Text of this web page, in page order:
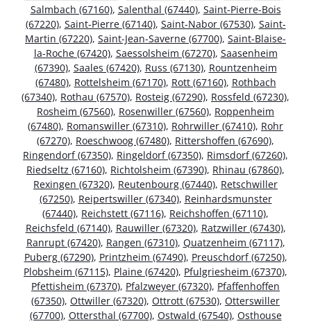
Salmbach (67160), Salenthal (67440), Saint-Pierre-Bois
(67220), Saint-Pierre (67140), Saint-Nabor (67530), Saint-
Martin (67220), Saint-Jean-Saverne (67700), Saint-Blaise-
la-Roche (67420), Saessolsheim (67270), Saasenheim
(67390), Saales (67420), Russ (67130), Rountzenheim
(67480), Rottelsheim (67170), Rott (67160), Rothbach
(67340), Rothau (67570), Rosteig (67290), Rossfeld (67230),
Rosheim (67560), Rosenwiller (67560), Roppenheim
(67480), Romanswiller (67310), Rohrwiller (67410), Rohr
(67270), Roeschwoog (67480), Rittershoffen (67690),
Ringendorf (67350), Ringeldorf (67350), Rimsdorf (67260),
Riedseltz (67160), Richtolsheim (67390), Rhinau (67860),
Rexingen (67320), Reutenbourg (67440), Retschwiller
(67250), Reipertswiller (67340), Reinhardsmunster
(67440), Reichstett (67116), Reichshoffen (67110),
Reichsfeld (67140), Rauwiller (67320), Ratzwiller (67430),
Ranrupt (67420), Rangen (67310), Quatzenheim (67117),
Puberg (67290), Printzheim (67490), Preuschdorf (67250),
Plobsheim (67115), Plaine (67420), Pfulgriesheim (67370),
Pfettisheim (67370), Pfalzweyer (67320), Pfaffenhoffen
(67350), Ottwiller (67320), Ottrott (67530), Otterswiller
(67700), Ottersthal (67700), Ostwald (67540), Osthouse